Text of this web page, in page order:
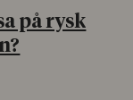
på rysk